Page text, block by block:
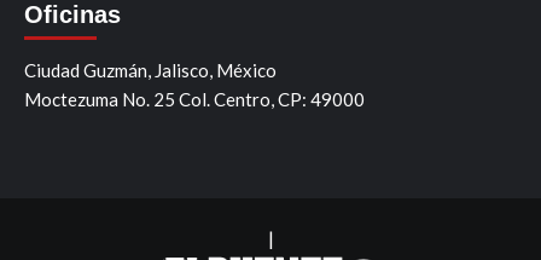
Oficinas
Ciudad Guzmán, Jalisco, México
Moctezuma No. 25 Col. Centro, CP: 49000
|